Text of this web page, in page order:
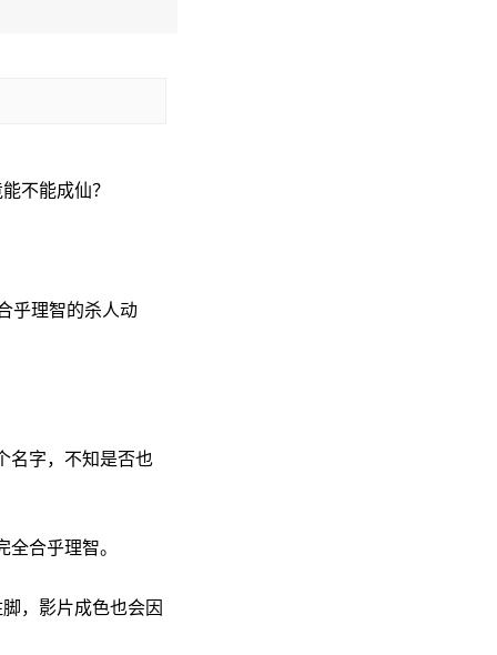
不能成仙？
乎理智的杀人动
名字，不知是否也
合乎理智。
，影片成色也会因